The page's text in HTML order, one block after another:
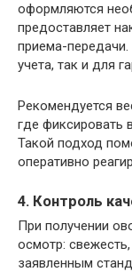
оформляются
предоставляет
приема-
учета, так и для
Рекомендуется
где фиксировать
Такой подход
оперативно
4. Контроль
При получении
осмотр:
заявленным